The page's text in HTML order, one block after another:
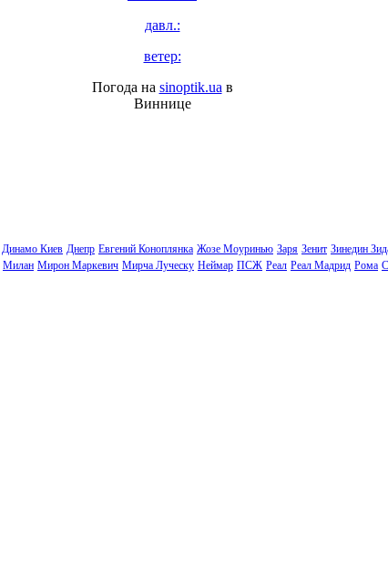
давл.:
ветер:
Погода на sinoptik.ua в
Виннице
Динамо Киев Днепр Евгений Коноплянка Жозе Моуринью Заря Зенит Зинедин
Милан Мирон Маркевич Мирча Луческу Неймар ПСЖ Реал Реал Мадрид Рома